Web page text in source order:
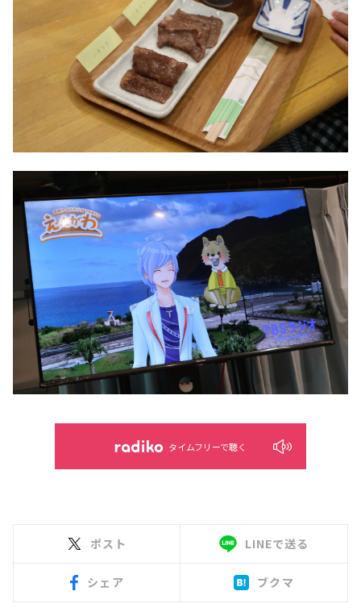
タイムフリーで聴く
ポスト LINEで送る
シェア ブクマ